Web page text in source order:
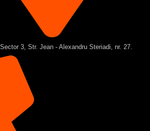
3, Str. Jean - Alexandru Steriadi, nr. 27.